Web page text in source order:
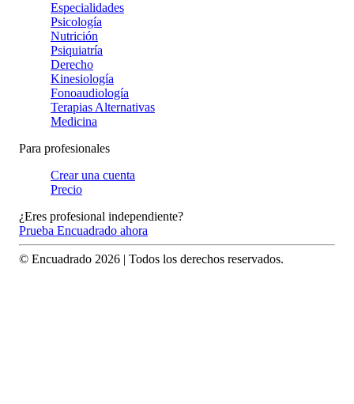
Especialidades
Psicología
Nutrición
Psiquiatría
Derecho
Kinesiología
Fonoaudiología
Terapias Alternativas
Medicina
Para profesionales
Crear una cuenta
Precio
¿Eres profesional independiente?
Prueba Encuadrado ahora
© Encuadrado 2026 | Todos los derechos reservados.